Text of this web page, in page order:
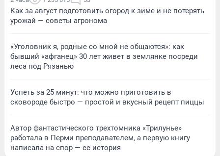
Как за август подготовить огород к зиме и не потерять
урожай — советы агронома
«Уголовник я, родные со мной не общаются»: как
бывший «афганец» 30 лет живет в землянке посреди
леса под Рязанью
Успеть за 25 минут: что можно приготовить в
сковороде быстро — простой и вкусный рецепт пиццы
Автор фантастического трехтомника «Трилунье»
работала в Перми преподавателем, а первую книгу
написала на спор — ее история